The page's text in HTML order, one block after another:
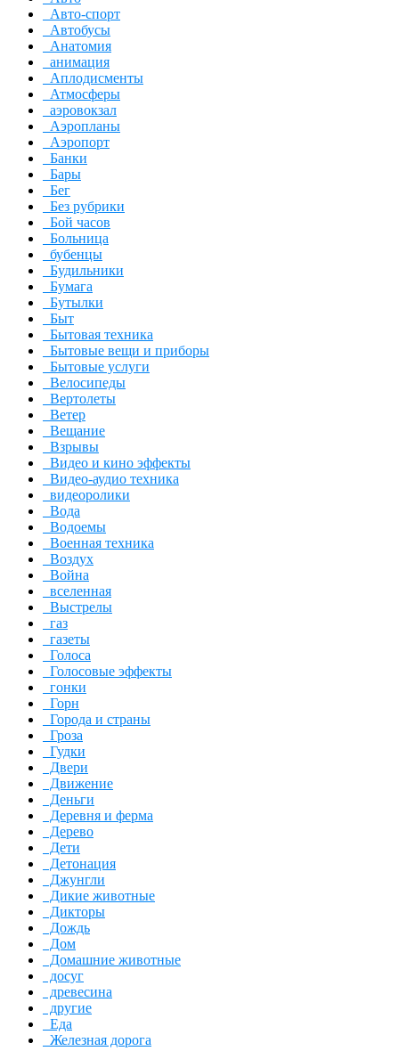
Авто-спорт
Автобусы
Анатомия
анимация
Аплодисменты
Атмосферы
аэровокзал
Аэропланы
Аэропорт
Банки
Бары
Бег
Без рубрики
Бой часов
Больница
бубенцы
Будильники
Бумага
Бутылки
Быт
Бытовая техника
Бытовые вещи и приборы
Бытовые услуги
Велосипеды
Вертолеты
Ветер
Вещание
Взрывы
Видео и кино эффекты
Видео-аудио техника
видеоролики
Вода
Водоемы
Военная техника
Воздух
Война
вселенная
Выстрелы
газ
газеты
Голоса
Голосовые эффекты
гонки
Горн
Города и страны
Гроза
Гудки
Двери
Движение
Деньги
Деревня и ферма
Дерево
Дети
Детонация
Джунгли
Дикие животные
Дикторы
Дождь
Дом
Домашние животные
досуг
древесина
другие
Еда
Железная дорога